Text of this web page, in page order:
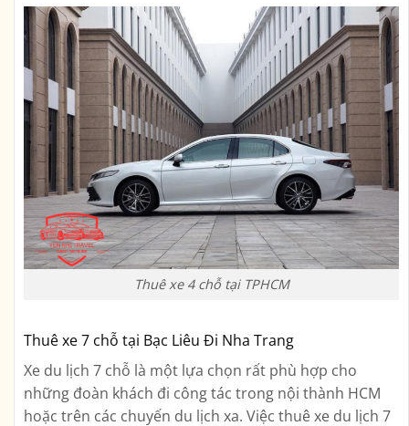
Thuê xe 4 chỗ tại TPHCM
Thuê xe 7 chỗ tại Bạc Liêu Đi Nha Trang
Xe du lịch 7 chỗ là một lựa chọn rất phù hợp cho
những đoàn khách đi công tác trong nội thành HCM
hoặc trên các chuyến du lịch xa. Việc thuê xe du lịch 7